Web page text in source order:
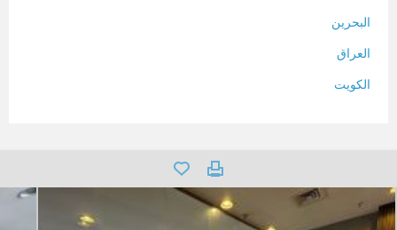
البحرين
العراق
الكويت
فلسطين